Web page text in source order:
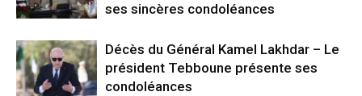
ses sincères condoléances
Décès du Général Kamel Lakhdar – Le
président Tebboune présente ses
condoléances